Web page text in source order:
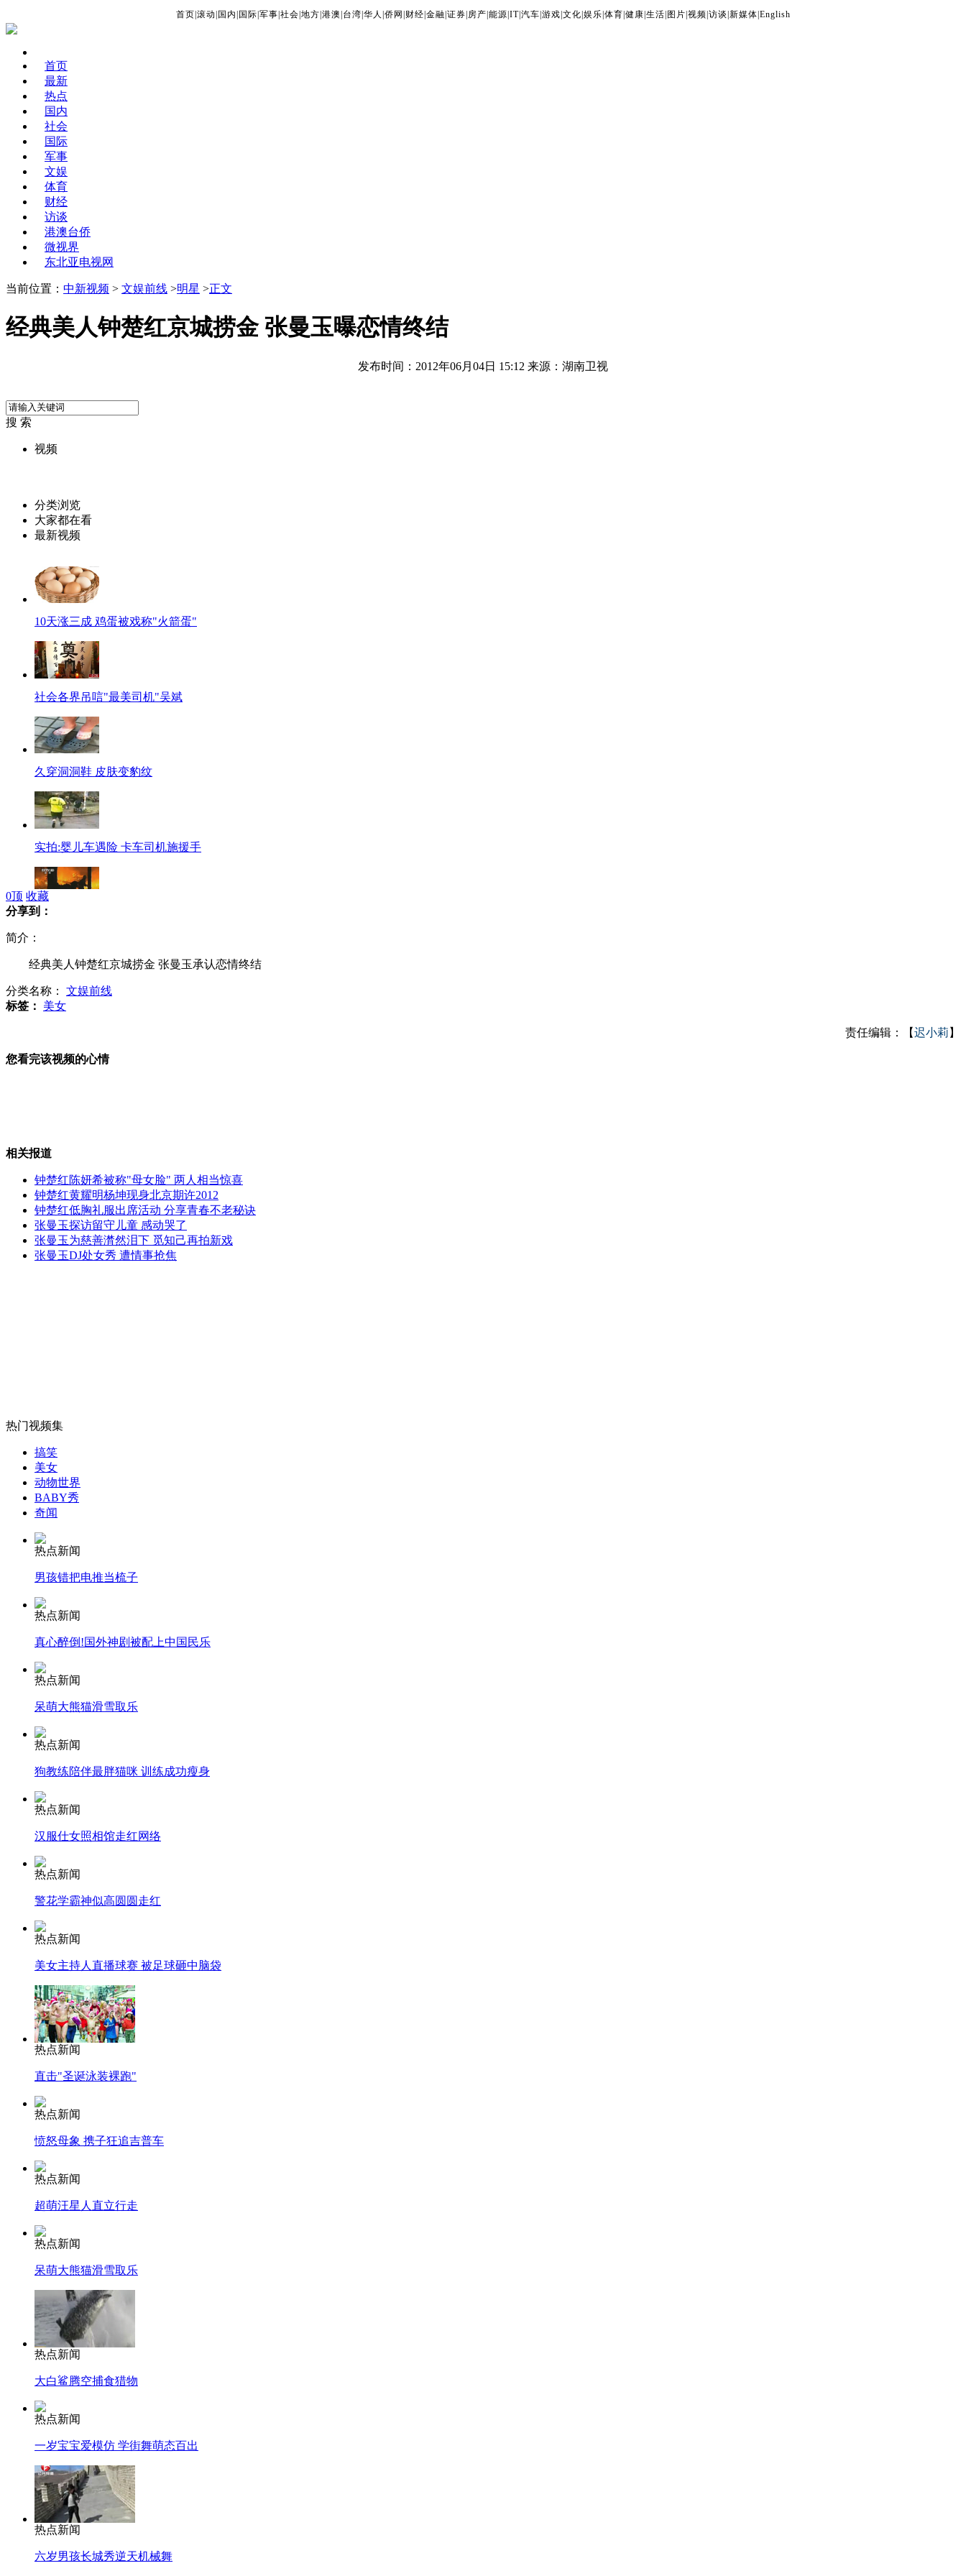
首页 滚动 国内 国际 军事 社会 地方 港澳 台湾 华人 侨网 财经 金融 证券 房产 能源 IT| 汽车 游戏 文化 娱乐 体育 健康 生活 图片 视频 访谈 新媒体 English
首页
最新
热点
国内
社会
国际
军事
文娱
体育
财经
访谈
港澳台侨
微视界
东北亚电视网
当前位置： 中新视频 > 文娱前线 >明星 >正文
经典美人钟楚红京城捞金 张曼玉曝恋情终结
发布时间：2012年06月04日 15:12 来源：湖南卫视
搜 索
视频
分类浏览
大家都在看
最新视频
10天涨三成 鸡蛋被戏称"火箭蛋"
社会各界吊唁"最美司机"吴斌
久穿洞洞鞋 皮肤变豹纹
实拍:婴儿车遇险 卡车司机施援手
月偏食4日傍晚上演 可见“带食月出”
英女王"庆典"实际花费约1亿英镑
专家解析印度新航母改造细节
女孩北京地铁殴打老人 痛下狠手拳打脚踢
无痛分娩是否安全 医生回应
外交部：反对强权政治霸凌主义
外交部：有关国家言论片面不公正
安徽一实载49人客车翻车
走！跟着总书记去植树
消防员救轻生者 花炮节热闹非凡 减压"枕头大战"
纽约上演“枕头大战”
司机酒驾遇交警 急速倒车逃窜
0顶 收藏
分享到：
简介：
经典美人钟楚红京城捞金 张曼玉承认恋情终结
分类名称： 文娱前线
标签：
美女
责任编辑：【迟小莉 】
您看完该视频的心情
相关报道
钟楚红陈妍希被称"母女脸" 两人相当惊喜
钟楚红黄耀明杨坤现身北京期许2012
钟楚红低胸礼服出席活动 分享青春不老秘诀
张曼玉探访留守儿童 感动哭了
张曼玉为慈善潸然泪下 觅知己再拍新戏
张曼玉DJ处女秀 遭情事抢焦
热门视频集
搞笑
美女
动物世界
BABY秀
奇闻
热点新闻
男孩错把电推当梳子
热点新闻
真心醉倒!国外神剧被配上中国民乐
热点新闻
呆萌大熊猫滑雪取乐
热点新闻
狗教练陪伴最胖猫咪 训练成功瘦身
热点新闻
汉服仕女照相馆走红网络
热点新闻
警花学霸神似高圆圆走红
热点新闻
美女主持人直播球赛 被足球砸中脑袋
热点新闻
直击"圣诞泳装裸跑"
热点新闻
愤怒母象 携子狂追吉普车
热点新闻
超萌汪星人直立行走
热点新闻
呆萌大熊猫滑雪取乐
热点新闻
大白鲨腾空捕食猎物
热点新闻
一岁宝宝爱模仿 学街舞萌态百出
热点新闻
六岁男孩长城秀逆天机械舞